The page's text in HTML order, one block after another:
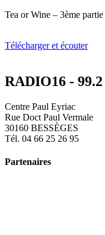
Tea or Wine – 3ème partie
Télécharger et écouter
RADIO16 - 99.2
Centre Paul Eyriac
Rue Doct Paul Vermale
30160 BESSÈGES
Tél. 04 66 25 26 95
Partenaires